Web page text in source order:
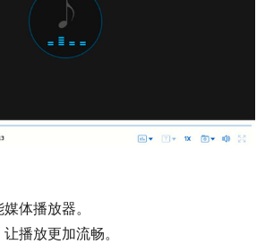
体播放器。
播放更加流畅。